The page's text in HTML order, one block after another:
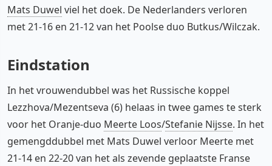
Mats Duwel viel het doek. De Nederlanders verloren
met 21-16 en 21-12 van het Poolse duo Butkus/Wilczak.
Eindstation
In het vrouwendubbel was het Russische koppel
Lezzhova/Mezentseva (6) helaas in twee games te sterk
voor het Oranje-duo Meerte Loos/Stefanie Nijsse. In het
gemengddubbel met Mats Duwel verloor Meerte met
21-14 en 22-20 van het als zevende geplaatste Franse